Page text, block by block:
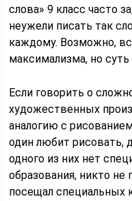
слова» 9 класс часто
неужели писать так
каждому. Возможно,
максимализма, но
Если говорить о
художественных
аналогию с
один любит рисовать,
одного из них нет
образования, никто не
посещал специальных